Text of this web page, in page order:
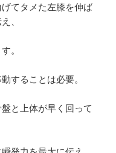
てタメた左膝を伸ば
、
。
することは必要。
と上体が早く回って